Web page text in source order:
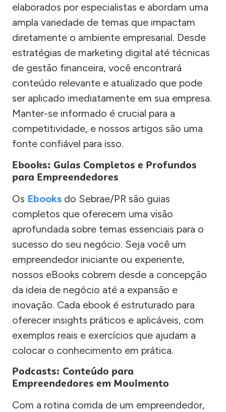
elaborados por especialistas e abordam uma
ampla variedade de temas que impactam
diretamente o ambiente empresarial. Desde
estratégias de marketing digital até técnicas
de gestão financeira, você encontrará
conteúdo relevante e atualizado que pode
ser aplicado imediatamente em sua empresa.
Manter-se informado é crucial para a
competitividade, e nossos artigos são uma
fonte confiável para isso.
Ebooks: Guias Completos e Profundos
para Empreendedores
Os Ebooks do Sebrae/PR são guias
completos que oferecem uma visão
aprofundada sobre temas essenciais para o
sucesso do seu negócio. Seja você um
empreendedor iniciante ou experiente,
nossos eBooks cobrem desde a concepção
da ideia de negócio até a expansão e
inovação. Cada ebook é estruturado para
oferecer insights práticos e aplicáveis, com
exemplos reais e exercícios que ajudam a
colocar o conhecimento em prática.
Podcasts: Conteúdo para
Empreendedores em Movimento
Com a rotina corrida de um empreendedor,